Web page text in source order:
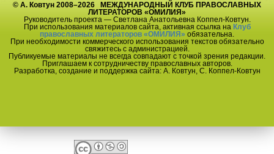
© А. Ковтун 2008–2026 МЕЖДУНАРОДНЫЙ КЛУБ ПРАВОСЛАВНЫХ
ЛИТЕРАТОРОВ «ОМИЛИЯ»
Руководитель проекта — Светлана Анатольевна Коппел-Ковтун.
При использования материалов сайта, активная ссылка на Клуб
православных литераторов «ОМИЛИЯ» обязательна.
При необходимости коммерческого использования текстов обязательно
свяжитесь с администрацией.
Публикуемые материалы не всегда совпадают с точкой зрения редакции.
Приглашаем к сотрудничеству православных авторов.
Разработка, создание и поддержка сайта: А. Ковтун, С. Коппел-Ковтун